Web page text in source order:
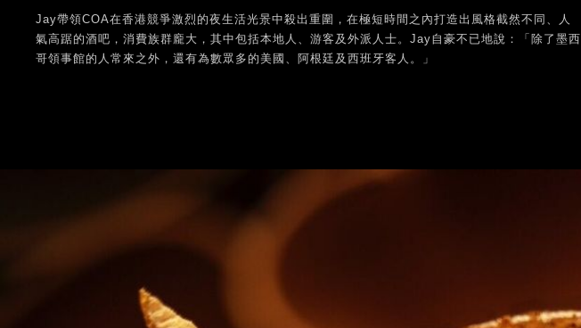
Jay帶領COA在香港競爭激烈的夜生活光景中殺出重圍，在極短時間之內打造出風格截然不同、人
氣高踞的酒吧，消費族群龐大，其中包括本地人、游客及外派人士。Jay自豪不已地說：「除了墨西
哥領事館的人常來之外，還有為數眾多的美國、阿根廷及西班牙客人。」